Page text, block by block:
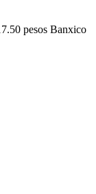
pesos Banxico